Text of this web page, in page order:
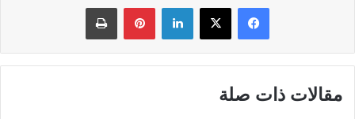
فيسبوك لينكدإن بينتيريست
مقالات ذات صلة